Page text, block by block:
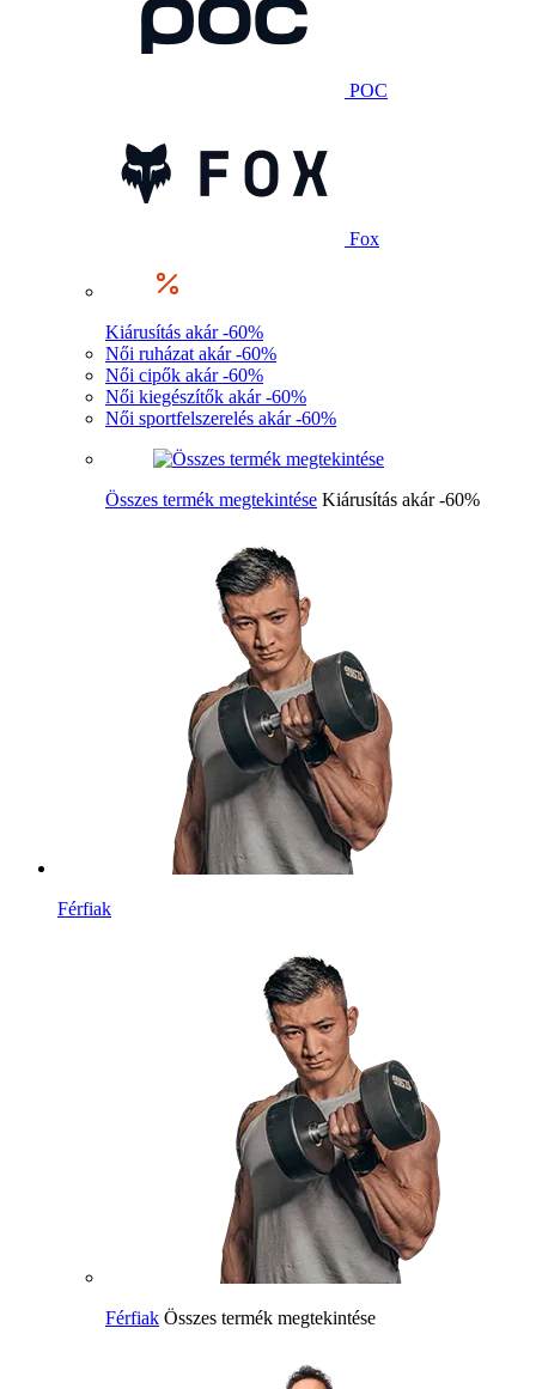
POC
Fox
Kiárusítás akár -60%
Női ruházat akár -60%
Női cipők akár -60%
Női kiegészítők akár -60%
Női sportfelszerelés akár -60%
Összes termék megtekintése Kiárusítás akár -60%
Férfiak
Férfiak Összes termék megtekintése